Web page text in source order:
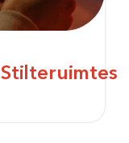
Stilteruimtes